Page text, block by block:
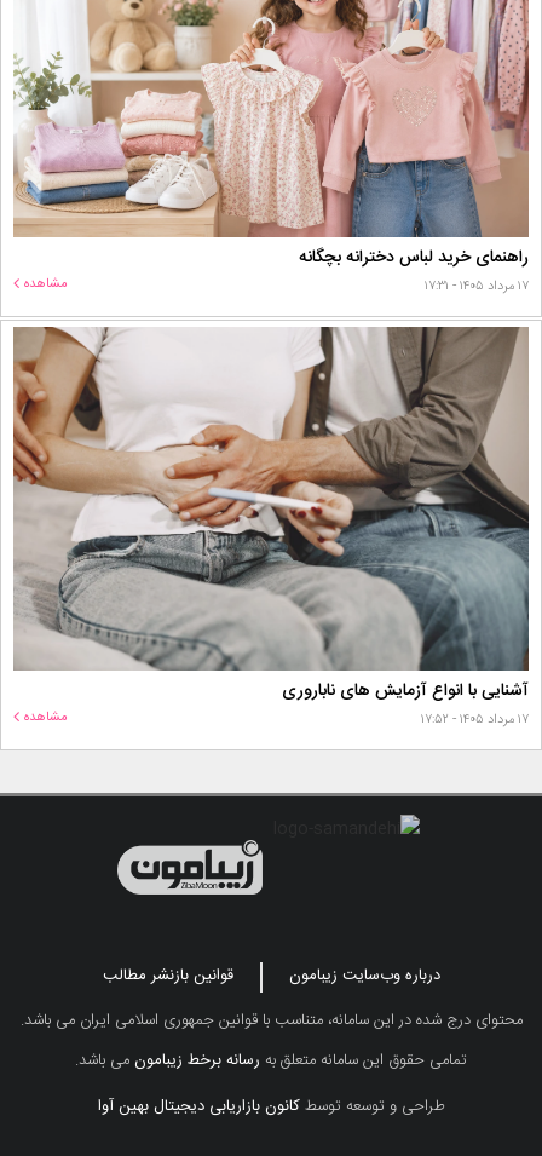
راهنمای خرید لباس دخترانه بچگانه
۱۷ مرداد ۱۴۰۵ - ۱۷:۳۱ مشاهده
آشنایی با انواع آزمایش های ناباروری
۱۷ مرداد ۱۴۰۵ - ۱۷:۵۲ مشاهده
درباره وب‌سایت زیبامون
قوانین بازنشر مطالب
محتوای درج شده در این سامانه، متناسب با قوانین جمهوری اسلامی ایران می باشد.
تمامی حقوق این سامانه متعلق به رسانه برخط زیبامونمی باشد.
طراحی و توسعه توسطکانون بازاریابی دیجیتال بهین آوا